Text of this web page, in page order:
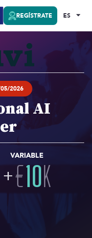
REGÍSTRATE ES
2026
AI
VARIABLE
+€10K